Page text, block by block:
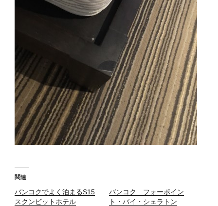
関連
バンコクでよく泊まるS15
スクンビットホテル
バンコク フォーポイン
ト・バイ・シェラトン